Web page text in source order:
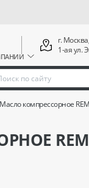
г. Москва,
1-ая ул.
Масло компрессорное